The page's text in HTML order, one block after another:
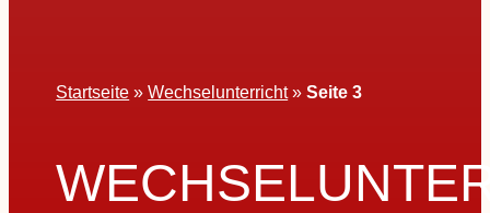
Startseite »Wechselunterricht»Seite 3